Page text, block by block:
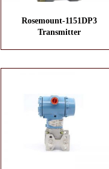
Rosemount-1151DP3
Transmitter